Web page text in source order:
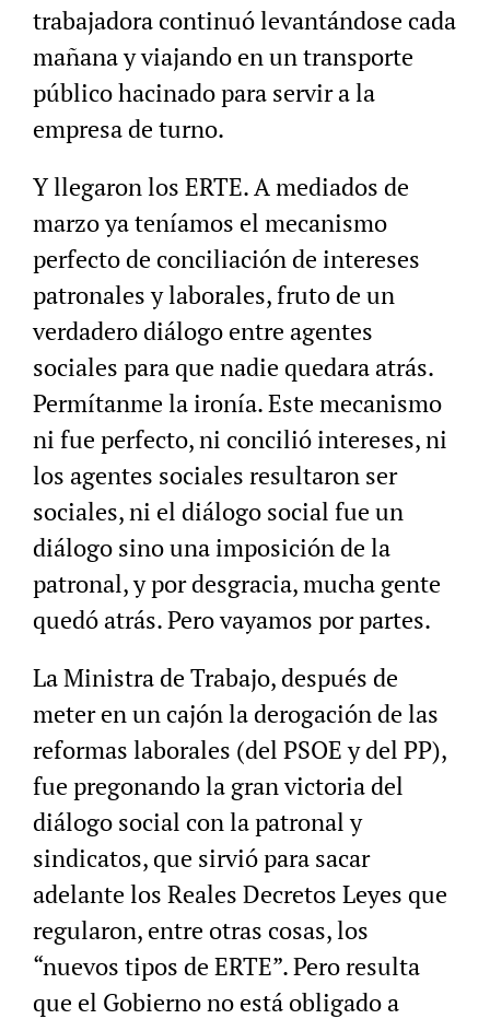
trabajadora continuó levantándose cada
mañana y viajando en un transporte
público hacinado para servir a la
empresa de turno.
Y llegaron los ERTE. A mediados de
marzo ya teníamos el mecanismo
perfecto de conciliación de intereses
patronales y laborales, fruto de un
verdadero diálogo entre agentes
sociales para que nadie quedara atrás.
Permítanme la ironía. Este mecanismo
ni fue perfecto, ni concilió intereses, ni
los agentes sociales resultaron ser
sociales, ni el diálogo social fue un
diálogo sino una imposición de la
patronal, y por desgracia, mucha gente
quedó atrás. Pero vayamos por partes.
La Ministra de Trabajo, después de
meter en un cajón la derogación de las
reformas laborales (del PSOE y del PP),
fue pregonando la gran victoria del
diálogo social con la patronal y
sindicatos, que sirvió para sacar
adelante los Reales Decretos Leyes que
regularon, entre otras cosas, los
“nuevos tipos de ERTE”. Pero resulta
que el Gobierno no está obligado a